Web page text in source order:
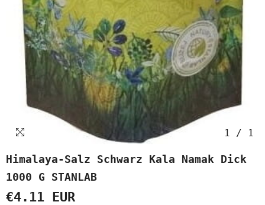
1 / 1
Himalaya-Salz Schwarz Kala Namak Dick
1000 G STANLAB
€4.11 EUR